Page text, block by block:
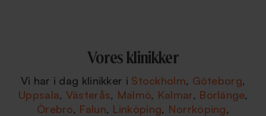
Vores klinikker
Vi har i dag klinikker i Stockholm, Göteborg,
Uppsala, Västerås, Malmö, Kalmar, Borlänge,
Örebro, Falun, Linköping, Norrköping,